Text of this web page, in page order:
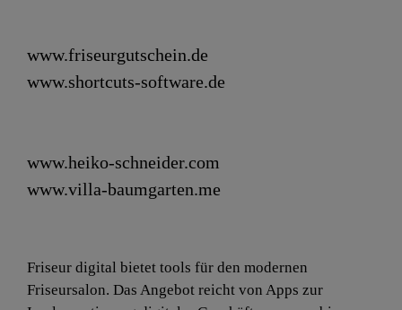
www.friseurgutschein.de
www.shortcuts-software.de
www.heiko-schneider.com
www.villa-baumgarten.me
Friseur digital bietet tools für den modernen
Friseursalon. Das Angebot reicht von Apps zur